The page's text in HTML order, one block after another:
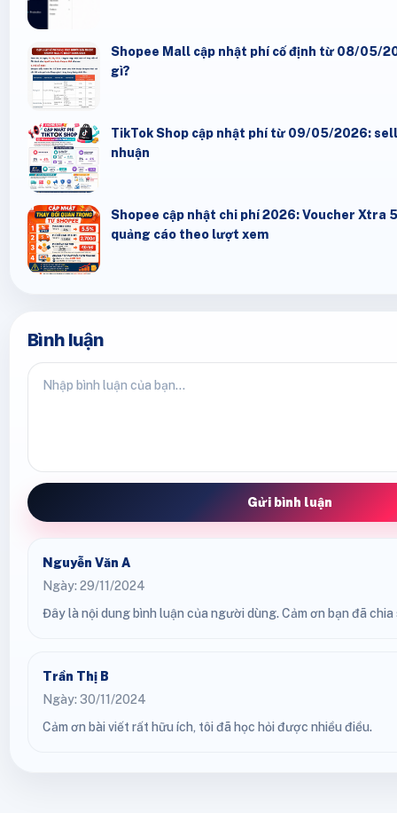
Shopee Mall cập nhật phí cố định từ 08/05/
gì?
TikTok Shop cập nhật phí từ 09/05/2026:
nhuận
Shopee cập nhật chi phí 2026: Voucher Xtra
quảng cáo theo lượt xem
Bình luận
Gửi bình luận
Nguyễn Văn A
Ngày: 29/11/2024
Đây là nội dung bình luận của người dùng. Cảm ơn bạn đã chia
Trần Thị B
Ngày: 30/11/2024
Cảm ơn bài viết rất hữu ích, tôi đã học hỏi được nhiều điều.